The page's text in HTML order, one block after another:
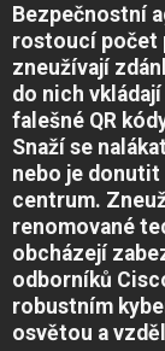
Bezpečnostní
rostoucí počet
zneužívají
do nich
falešné QR
Snaží se
nebo je
centrum.
renomované
obcházejí
odborníků
robustním
osvětou a